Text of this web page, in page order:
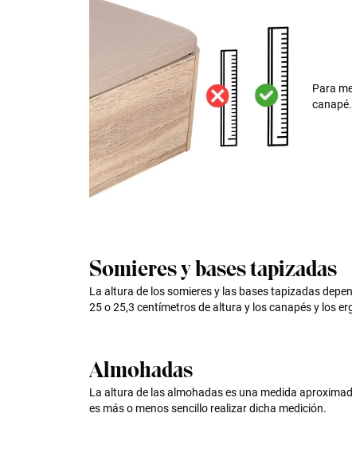
Para
Somieres y bases tapizadas
La altura de los somieres y las bases tapizadas
25 o 25,3 centímetros de altura y los canapés y los
Almohadas
La altura de las almohadas es una medida
es más o menos sencillo realizar dicha medición.